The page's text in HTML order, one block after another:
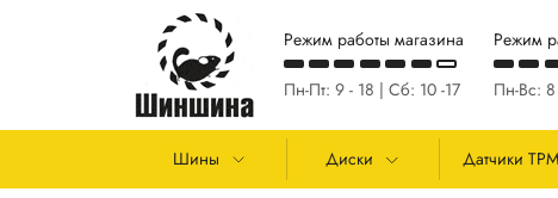
Перейти к основному содержанию
Режим работы магазина
Пн-Пт: 9 - 18 | Сб: 10 -17
Режим
Пн-Вс:
Основная навигация
Шины Диски Датчики